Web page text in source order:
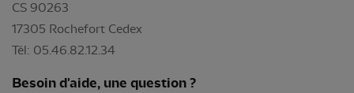
CS 90263
17305 Rochefort Cedex
Tél: 05.46.82.12.34
Besoin d'aide, une question ?